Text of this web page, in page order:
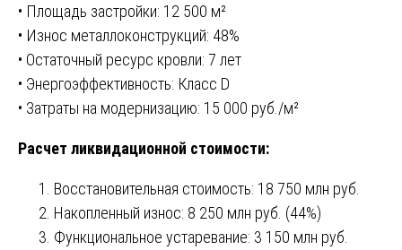
• Площадь застройки: 12 500 м²
• Износ металлоконструкций: 48%
• Остаточный ресурс кровли: 7 лет
• Энергоэффективность: Класс D
• Затраты на модернизацию: 15 000 руб./м²
Расчет ликвидационной стоимости:
Восстановительная стоимость: 18 750 млн руб.
Накопленный износ: 8 250 млн руб. (44%)
Функциональное устаревание: 3 150 млн руб.